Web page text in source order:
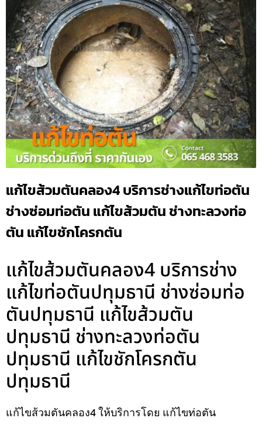
แก้ไขส้วมตันคลอง4 บริการช่างแก้ไขท่อตัน
ช่างซ่อมท่อตัน แก้ไขส้วมตัน ช่างทะลวงท่อ
ตัน แก้ไขชักโครกตัน
แก้ไขส้วมตันคลอง4 บริการช่าง
แก้ไขท่อตันปทุมธานี ช่างซ่อมท่อ
ตันปทุมธานี แก้ไขส้วมตัน
ปทุมธานี ช่างทะลวงท่อตัน
ปทุมธานี แก้ไขชักโครกตัน
ปทุมธานี
แก้ไขส้วมตันคลอง4 ให้บริการโดย แก้ไขท่อตัน